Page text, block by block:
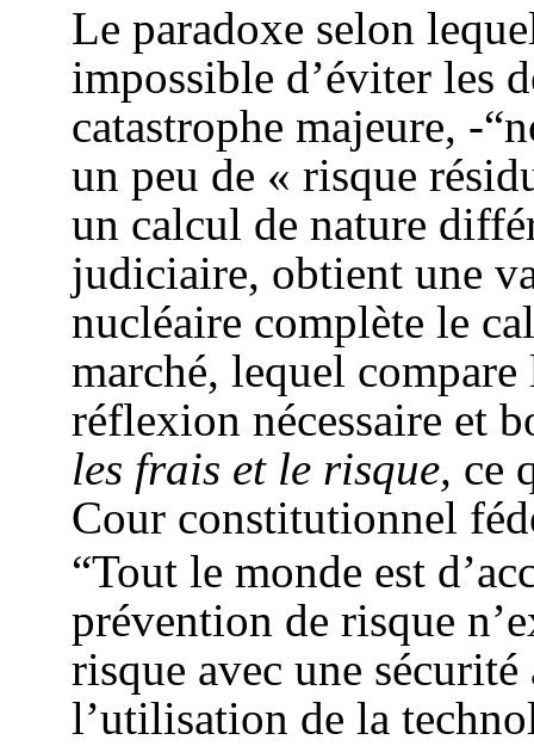
Le paradoxe selon
impossible d’éviter les
catastrophe majeure, -
un peu de « risque
un calcul de nature
judiciaire, obtient une
nucléaire complète le
marché, lequel
réflexion nécessaire et
les frais et le risque, ce
Cour constitutionnel
“Tout le monde est
prévention de risque
risque avec une
l’utilisation de la